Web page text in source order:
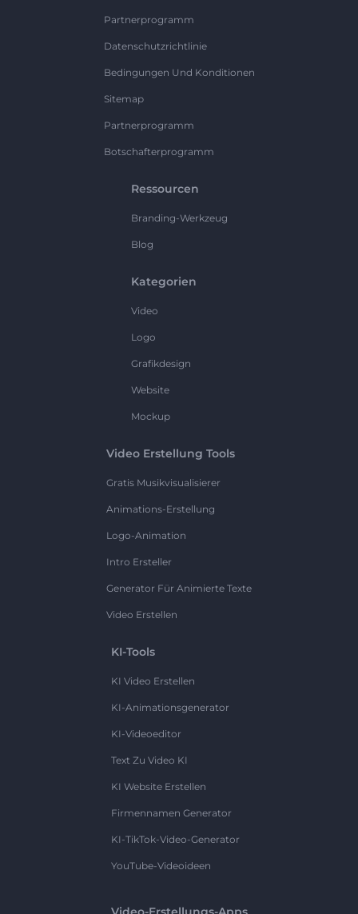
Partnerprogramm
Datenschutzrichtlinie
Bedingungen Und Konditionen
Sitemap
Partnerprogramm
Botschafterprogramm
Ressourcen
Branding-Werkzeug
Blog
Kategorien
Video
Logo
Grafikdesign
Website
Mockup
Video Erstellung Tools
Gratis Musikvisualisierer
Animations-Erstellung
Logo-Animation
Intro Ersteller
Generator Für Animierte Texte
Video Erstellen
KI-Tools
KI Video Erstellen
KI-Animationsgenerator
KI-Videoeditor
Text Zu Video KI
KI Website Erstellen
Firmennamen Generator
KI-TikTok-Video-Generator
YouTube-Videoideen